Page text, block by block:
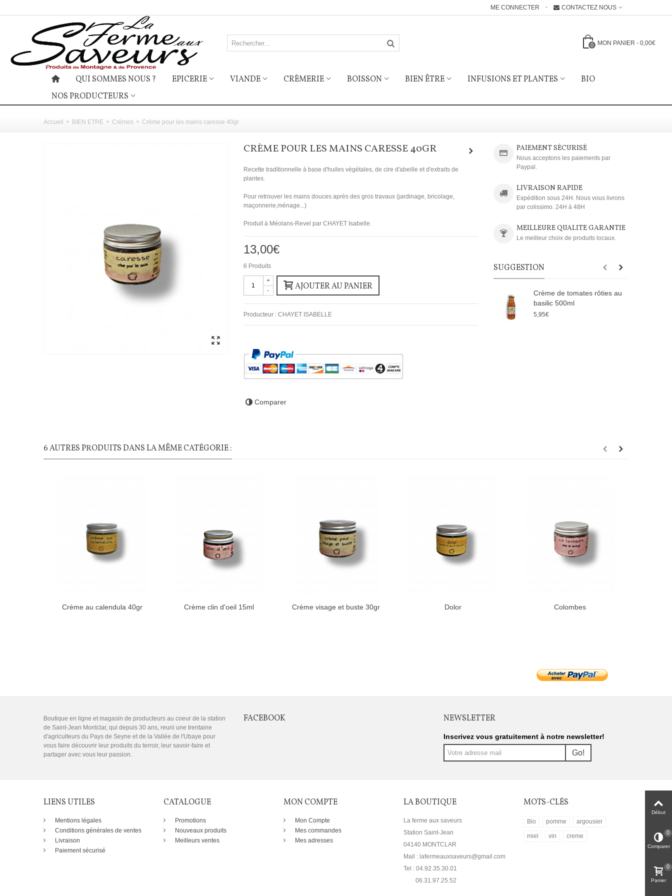
CONTACTEZ NOUS
ME CONNECTER
0 MON PANIER - 0,00€
QUI SOMMES NOUS ? EPICERIE VIANDE CRÈMERIE BOISSON BIEN ÊTRE INFUSIONS ET PLANTES
BIO
NOS PRODUCTEURS
Accueil > BIEN ETRE > Crèmes > Crème pour les mains caresse 40gr
CRÈME POUR LES MAINS CARESSE 40GR
Recette traditionnelle à base d'huiles végétales, de cire d'abeille et d'extraits de
plantes.
Pour retrouver les mains douces après des gros travaux (jardinage, bricolage,
maçonnerie,ménage...)
Produit à Méolans-Revel par CHAYET Isabelle.
13,00€
6 Produits
-
+
AJOUTER AU PANIER
Producteur : CHAYET ISABELLE
Comparer
PAIEMENT SÉCURISÉ
Nous acceptons les paiements par
Paypal.
LIVRAISON RAPIDE
Expédition sous 24H. Nous vous livrons
par colissimo. 24H à 48H
MEILLEURE QUALITE GARANTIE
Le meilleur choix de produits locaux.
SUGGESTION
Crème de tomates rôties au
basilic 500ml
5,95€
6 AUTRES PRODUITS DANS LA MÊME CATÉGORIE :
Crème au calendula 40gr Crème clin d'oeil 15ml Crème visage et buste 30gr Dolor Colombes
Boutique en ligne et magasin de producteurs au coeur de la station
de Saint-Jean Montclar, qui depuis 30 ans, reuni une trentaine
d'agriculteurs du Pays de Seyne et de la Vallée de l'Ubaye pour
vous faire découvrir leur produits du terroir, leur savoir-faire et
partager avec vous leur passion.
FACEBOOK NEWSLETTER
Inscrivez vous gratuitement à notre newsletter!
Go!
LIENS UTILES
Mentions légales
Conditions générales de ventes
Livraison
Paiement sécurisé
CATALOGUE
Promotions
Nouveaux produits
Meilleurs ventes
MON COMPTE
Mon Compte
Mes commandes
Mes adresses
LA BOUTIQUE
La ferme aux saveurs
Station Saint-Jean
04140 MONTCLAR
Mail : lafermeauxsaveurs@gmail.com
Tel : 04.92.35.30.01
06.31.97.25.52
MOTS-CLÉS
Bio pomme argousier
miel vin creme
Début
Comparer
0
Panier
0